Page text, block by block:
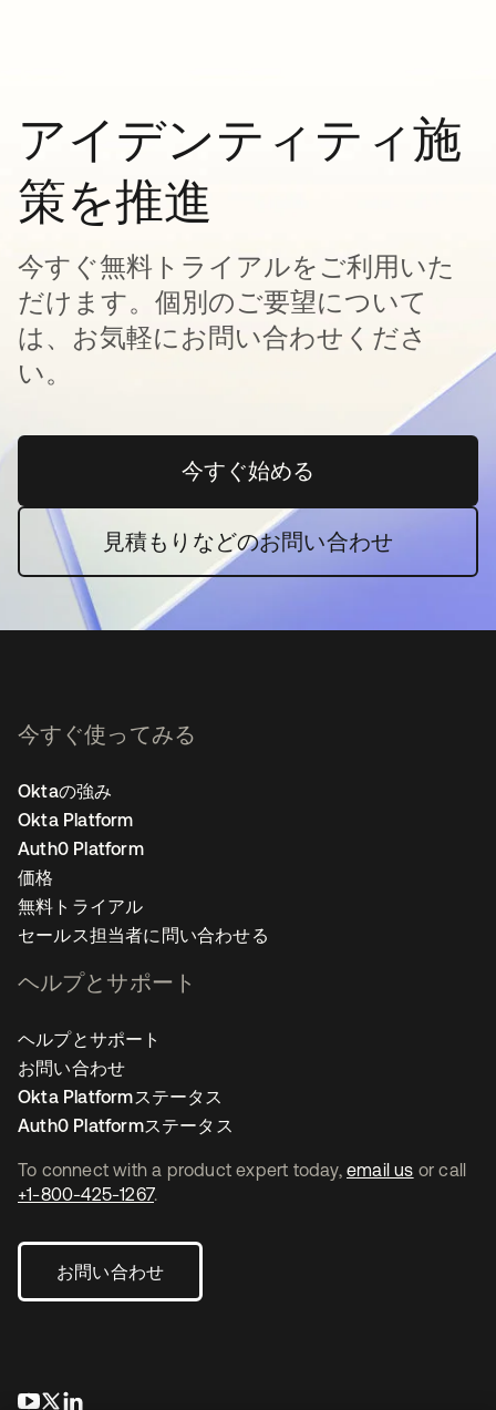
アイデンティティ施
策を推進
今すぐ無料トライアルをご利用いた
だけます。個別のご要望について
は、お気軽にお問い合わせくださ
い。
今すぐ始める新しいタブで開く
見積もりなどのお問い合わせ
To connect with a product expert today, email us or call
+1-800-425-1267.
お問い合わせ
新しいタブで開く
新しいタブで開く
今すぐ使ってみる
Oktaの強み
Okta Platform
Auth0 Platform
価格
無料トライアル
セールス担当者に問い合わせる
ヘルプとサポート
ヘルプとサポート
お問い合わせ
Okta Platformステータス
Auth0 Platformステータス